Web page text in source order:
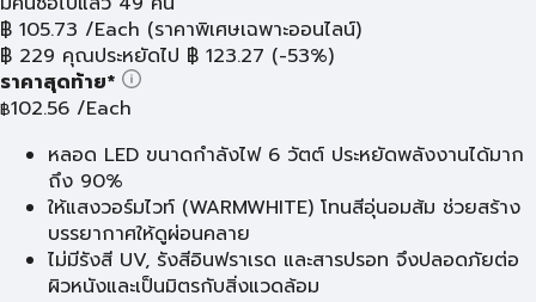
฿ 105.73 /Each (ราคาพิเศษเฉพาะออนไลน์)
฿ 229 คุณประหยัดไป ฿ 123.27 (-53%)
ราคาสุดท้าย*
฿102.56 /Each
หลอด LED ขนาดกำลังไฟ 6 วัตต์ ประหยัดพลังงานได้มาก
ถึง 90%
ให้แสงวอร์มไวท์ (WARMWHITE) โทนสีอุ่นอมส้ม ช่วยสร้าง
บรรยากาศให้ดูผ่อนคลาย
ไม่มีรังสี UV, รังสีอินฟราเรด และสารปรอท จึงปลอดภัยต่อ
ผิวหนังและเป็นมิตรกับสิ่งแวดล้อม